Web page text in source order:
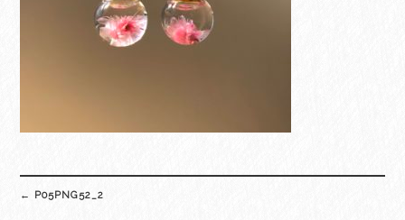
navigation
← P05PNG52_2